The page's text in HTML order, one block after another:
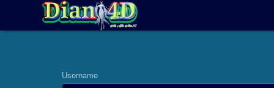
Username